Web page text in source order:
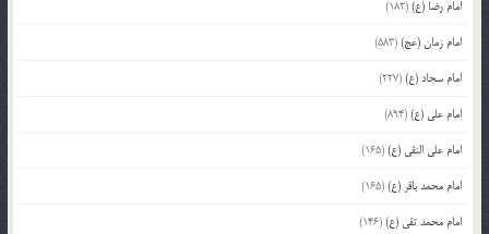
امام رضا (ع)(182)
امام زمان (عج)(583)
امام سجاد (ع)(227)
امام علی (ع)(894)
امام علی النقی (ع)(165)
امام محمد باقر (ع)(165)
امام محمد تقی (ع)(146)